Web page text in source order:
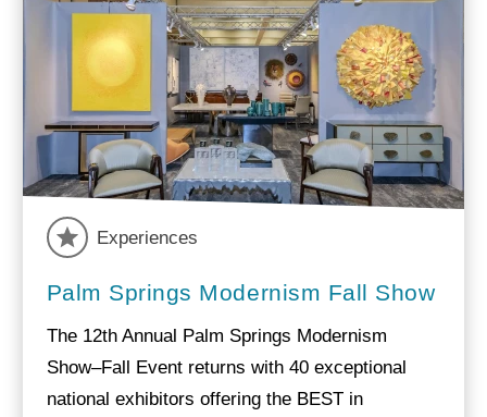
Experiences
Palm Springs Modernism Fall Show
The 12th Annual Palm Springs Modernism
Show–Fall Event returns with 40 exceptional
national exhibitors offering the BEST in